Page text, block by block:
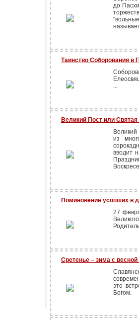
до
Таинство Соборования в
...
Великий Пост или
из
вводит
Поминовение усопших в
27
Сретенье – зима с
это
Богом.